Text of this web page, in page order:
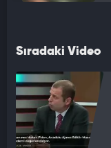
Sıradaki Video